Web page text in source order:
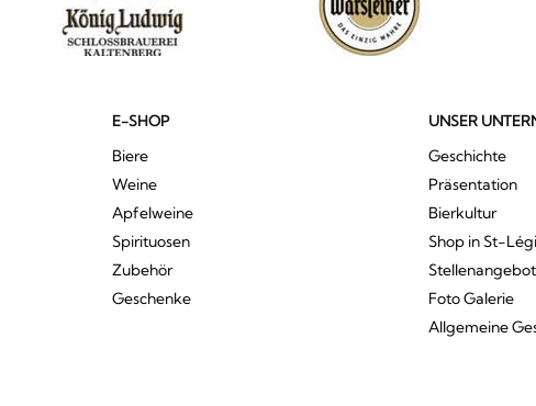
E-SHOP
Biere
Weine
Apfelweine
Spirituosen
Zubehör
Geschenke
UNSER
Geschichte
Präsentation
Bierkultur
Shop in St-
Foto Galerie
Allgemeine